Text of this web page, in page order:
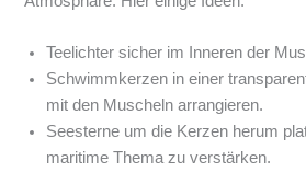
Teelichter sicher im Inneren der
Schwimmkerzen in einer
mit den Muscheln arrangieren.
Seesterne um die Kerzen herum
maritime Thema zu verstärken.